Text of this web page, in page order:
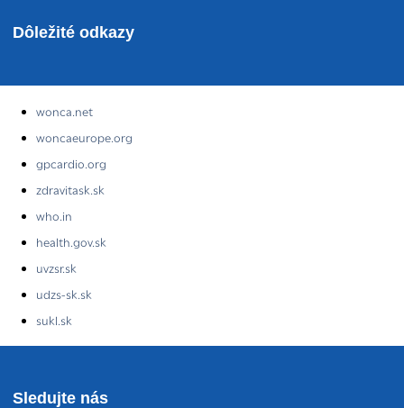
Dôležité odkazy
wonca.net
woncaeurope.org
gpcardio.org
zdravitask.sk
who.in
health.gov.sk
uvzsr.sk
udzs-sk.sk
sukl.sk
Sledujte nás